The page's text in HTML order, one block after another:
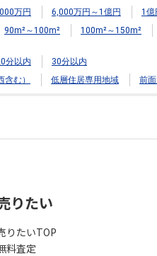
万円 6,000万円～1億円
1億
90m²～100m² 100m²～150m²
分以内
30分以内
む） 低層住居専用地域 前
りたい
りたいTOP
料査定